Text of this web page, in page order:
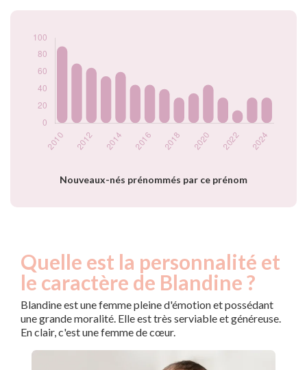
Nouveaux-nés prénommés par ce prénom
Popularité du
2019
35
45
30
15
30
30
Quelle est la personnalité et
le caractère de Blandine ?
Blandine est une femme pleine d'émotion et possédant
une grande moralité. Elle est très serviable et généreuse.
En clair, c'est une femme de cœur.